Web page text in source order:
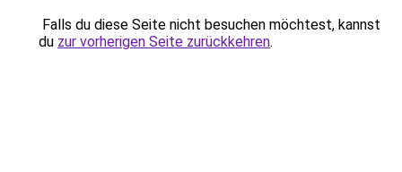
Falls du diese Seite nicht besuchen möchtest, kannst
du zur vorherigen Seite zurückkehren.